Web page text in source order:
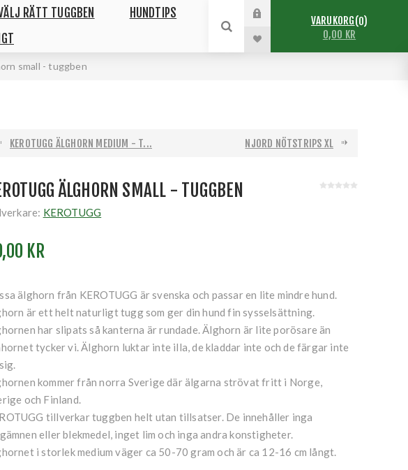
RÄTT TUGGBEN
HUNDTIPS
VARUKORG 0
0,00 KR
small - tuggben
KEROTUGG ÄLGHORN MEDIUM - T... NJORD NÖTSTRIPS XL
ÄLGHORN SMALL - TUGGBEN
KEROTUGG
KR
älghorn från KEROTUGG är svenska och passar en lite mindre hund.
är ett helt naturligt tugg som ger din hund fin sysselsättning.
har slipats så kanterna är rundade. Älghorn är lite porösare än
tycker vi. Älghorn luktar inte illa, de kladdar inte och de färgar inte
kommer från norra Sverige där älgarna strövat fritt i Norge,
och Finland.
tillverkar tuggben helt utan tillsatser. De innehåller inga
eller blekmedel, inget lim och inga andra konstigheter.
i storlek medium väger ca 50-70 gram och är ca 12-16 cm långt.